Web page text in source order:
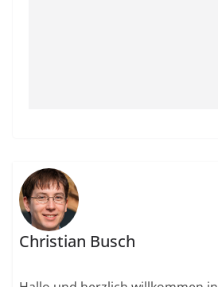
Christian Busch